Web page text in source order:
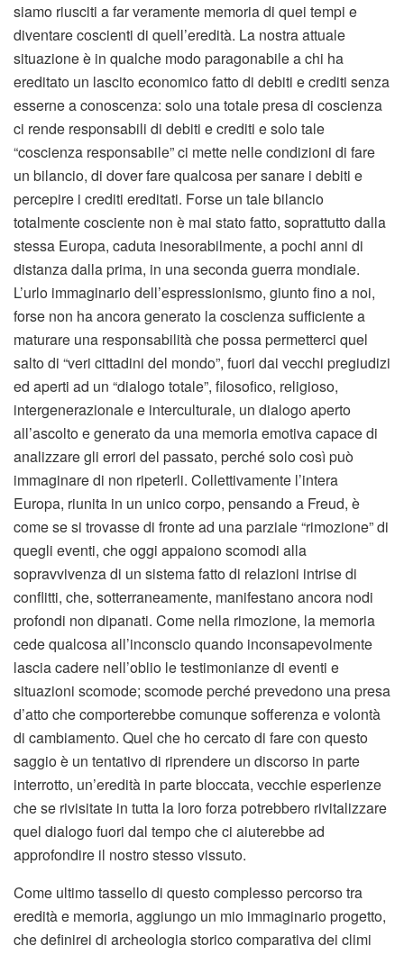
siamo riusciti a far veramente memoria di quei tempi e
diventare coscienti di quell’eredità. La nostra attuale
situazione è in qualche modo paragonabile a chi ha
ereditato un lascito economico fatto di debiti e crediti senza
esserne a conoscenza: solo una totale presa di coscienza
ci rende responsabili di debiti e crediti e solo tale
“coscienza responsabile” ci mette nelle condizioni di fare
un bilancio, di dover fare qualcosa per sanare i debiti e
percepire i crediti ereditati. Forse un tale bilancio
totalmente cosciente non è mai stato fatto, soprattutto dalla
stessa Europa, caduta inesorabilmente, a pochi anni di
distanza dalla prima, in una seconda guerra mondiale.
L’urlo immaginario dell’espressionismo, giunto fino a noi,
forse non ha ancora generato la coscienza sufficiente a
maturare una responsabilità che possa permetterci quel
salto di “veri cittadini del mondo”, fuori dai vecchi pregiudizi
ed aperti ad un “dialogo totale”, filosofico, religioso,
intergenerazionale e interculturale, un dialogo aperto
all’ascolto e generato da una memoria emotiva capace di
analizzare gli errori del passato, perché solo così può
immaginare di non ripeterli. Collettivamente l’intera
Europa, riunita in un unico corpo, pensando a Freud, è
come se si trovasse di fronte ad una parziale “rimozione” di
quegli eventi, che oggi appaiono scomodi alla
sopravvivenza di un sistema fatto di relazioni intrise di
conflitti, che, sotterraneamente, manifestano ancora nodi
profondi non dipanati. Come nella rimozione, la memoria
cede qualcosa all’inconscio quando inconsapevolmente
lascia cadere nell’oblio le testimonianze di eventi e
situazioni scomode; scomode perché prevedono una presa
d’atto che comporterebbe comunque sofferenza e volontà
di cambiamento. Quel che ho cercato di fare con questo
saggio è un tentativo di riprendere un discorso in parte
interrotto, un’eredità in parte bloccata, vecchie esperienze
che se rivisitate in tutta la loro forza potrebbero rivitalizzare
quel dialogo fuori dal tempo che ci aiuterebbe ad
approfondire il nostro stesso vissuto.
Come ultimo tassello di questo complesso percorso tra
eredità e memoria, aggiungo un mio immaginario progetto,
che definirei di archeologia storico comparativa dei climi